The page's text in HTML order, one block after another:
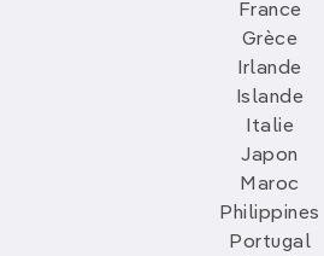
France
Grèce
Irlande
Islande
Italie
Japon
Maroc
Philippines
Portugal